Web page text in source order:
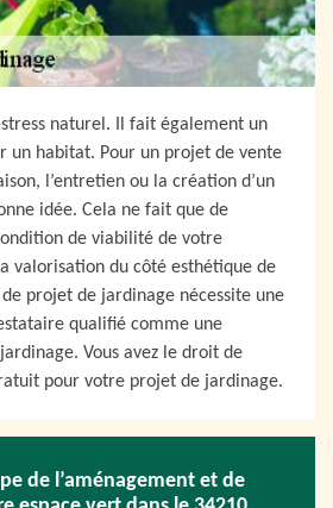
naturel. Il fait également un
un habitat. Pour un projet de vente
l’entretien ou la création d’un
idée. Cela ne fait que de
de viabilité de votre
valorisation du côté esthétique de
projet de jardinage nécessite une
qualifié comme une
Vous avez le droit de
pour votre projet de jardinage.
de l’aménagement et de